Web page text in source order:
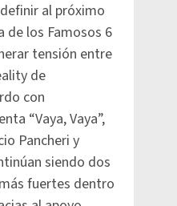
al próximo
de los Famosos 6
tensión entre
de
con
“Vaya, Vaya”,
Pancheri y
siendo dos
fuertes dentro